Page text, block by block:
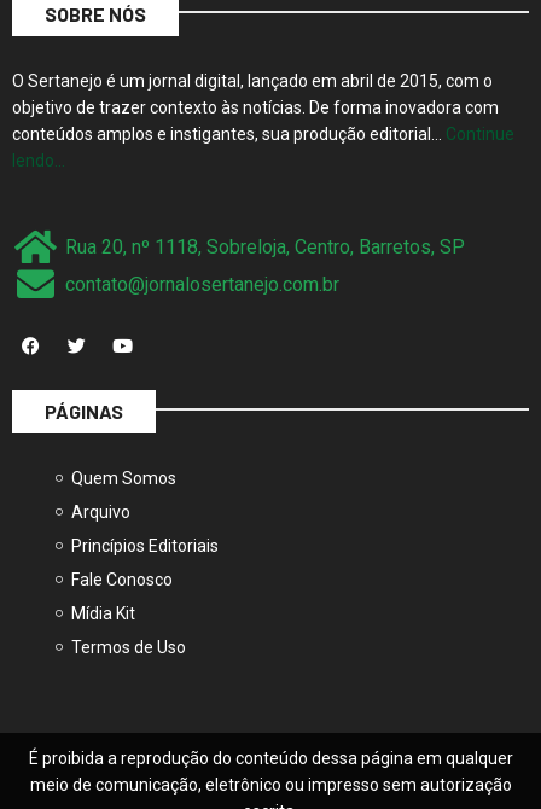
SOBRE NÓS
O Sertanejo é um jornal digital, lançado em abril de 2015, com o
objetivo de trazer contexto às notícias. De forma inovadora com
conteúdos amplos e instigantes, sua produção editorial… Continue
lendo…
Rua 20, nº 1118, Sobreloja, Centro, Barretos, SP
contato@jornalosertanejo.com.br
PÁGINAS
Quem Somos
Arquivo
Princípios Editoriais
Fale Conosco
Mídia Kit
Termos de Uso
É proibida a reprodução do conteúdo dessa página em qualquer
meio de comunicação, eletrônico ou impresso sem autorização